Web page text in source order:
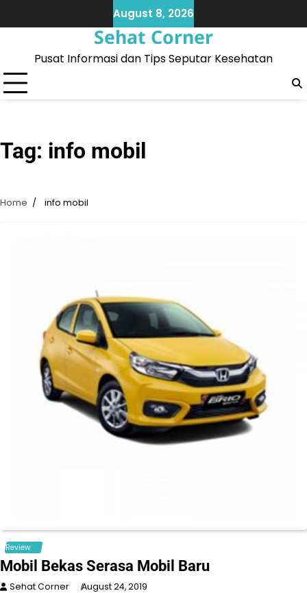
to
August 8, 2026
Sehat Corner
Pusat Informasi dan Tips Seputar Kesehatan
Tag: info mobil
Home info mobil
Review
Mobil Bekas Serasa Mobil Baru
Sehat Corner August 24, 2019